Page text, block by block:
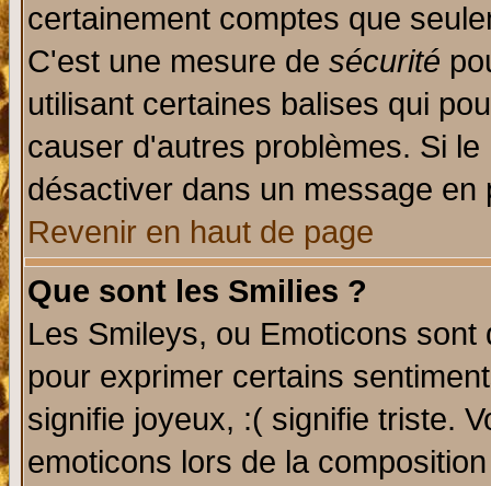
certainement comptes que
C'est une mesure de sécurité
utilisant certaines balises qui
causer d'autres problèmes. Si
désactiver dans un message
Revenir en haut de page
Que sont les Smilies ?
Les Smileys, ou Emoticons
pour exprimer certains
signifie joyeux, :( signifie triste.
emoticons lors de la